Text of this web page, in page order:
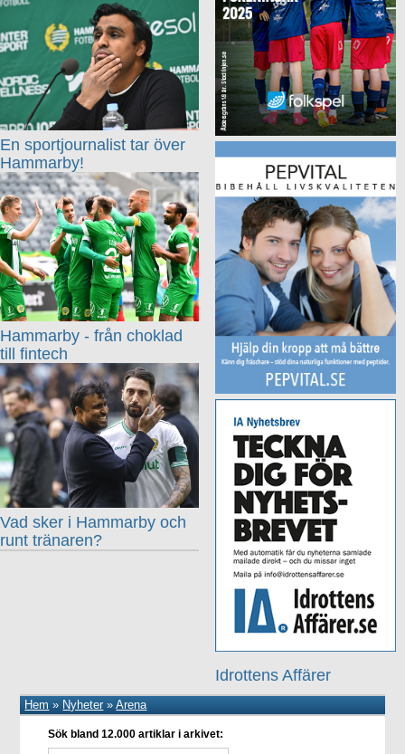
Idrottens Affärer
En sportjournalist tar över
Hammarby!
Hammarby - från choklad
till fintech
Vad sker i Hammarby och
runt tränaren?
Hem » Nyheter»Arena
Sök bland 12.000 artiklar i arkivet: